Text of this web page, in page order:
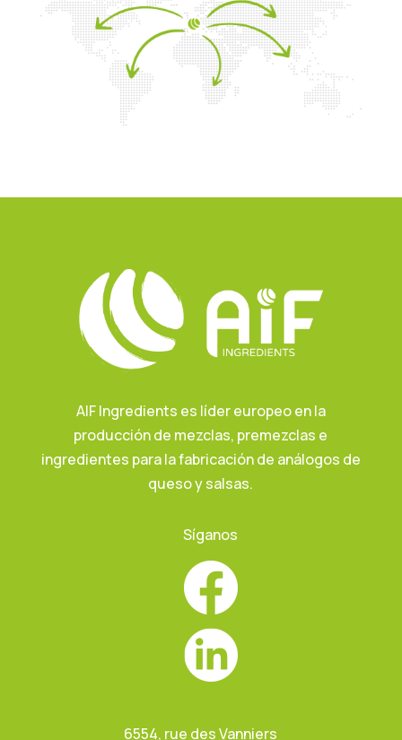
AIF Ingredients es líder europeo en la
producción de mezclas, premezclas e
ingredientes para la fabricación de análogos de
queso y salsas.
Síganos
6554, rue des Vanniers